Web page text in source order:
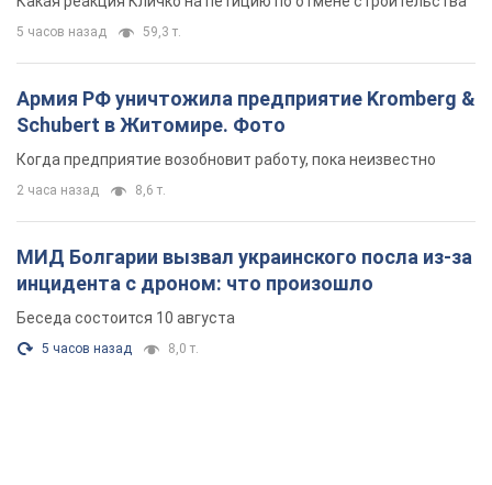
5 часов назад 59,3 т.
Армия РФ уничтожила предприятие Kromberg &
Schubert в Житомире. Фото
Когда предприятие возобновит работу, пока неизвестно
2 часа назад 8,6 т.
МИД Болгарии вызвал украинского посла из-за
инцидента с дроном: что произошло
Беседа состоится 10 августа
5 часов назад 8,0 т.